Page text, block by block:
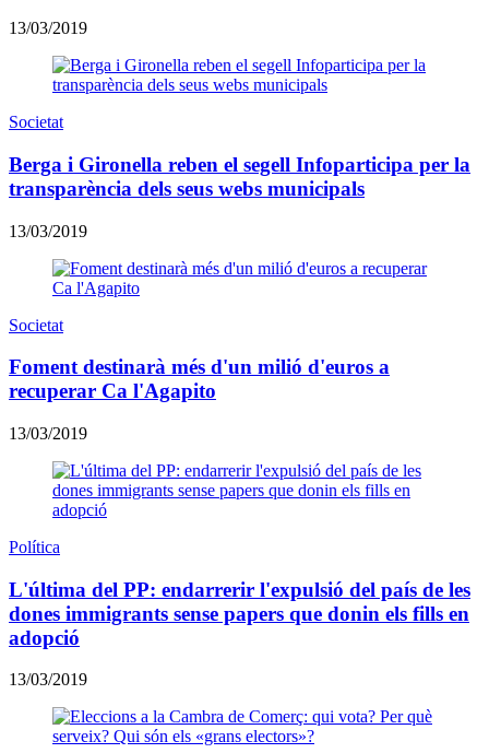
13/03/2019
Societat
Berga i Gironella reben el segell Infoparticipa per la
transparència dels seus webs municipals
13/03/2019
Societat
Foment destinarà més d'un milió d'euros a
recuperar Ca l'Agapito
13/03/2019
Política
L'última del PP: endarrerir l'expulsió del país de les
dones immigrants sense papers que donin els fills en
adopció
13/03/2019